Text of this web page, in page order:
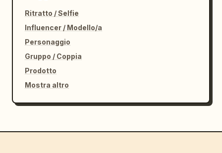
Ritratto / Selfie
Influencer / Modello/a
Personaggio
Gruppo / Coppia
Prodotto
Mostra altro